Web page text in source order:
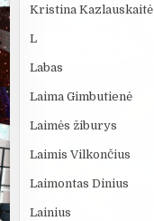
Kristina Kazlauskaitė
L
Labas
Laima Gimbutienė
Laimės žiburys
Laimis Vilkončius
Laimontas Dinius
Lainius